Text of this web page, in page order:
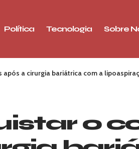
Política Tecnologia Sobre
a cirurgia bariátrica com a
o